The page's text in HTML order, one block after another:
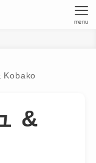
menu
Kobako
&